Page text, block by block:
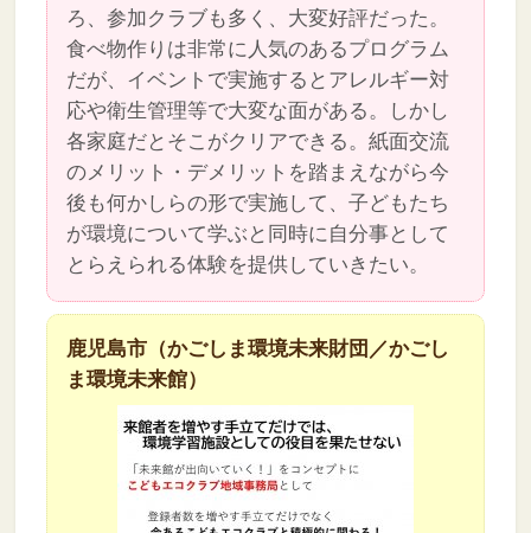
ろ、参加クラブも多く、大変好評だった。
食べ物作りは非常に人気のあるプログラム
だが、イベントで実施するとアレルギー対
応や衛生管理等で大変な面がある。しかし
各家庭だとそこがクリアできる。紙面交流
のメリット・デメリットを踏まえながら今
後も何かしらの形で実施して、子どもたち
が環境について学ぶと同時に自分事として
とらえられる体験を提供していきたい。
鹿児島市（かごしま環境未来財団／かごし
ま環境未来館）